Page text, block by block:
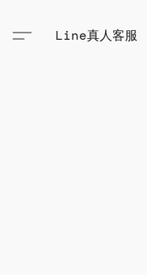
Line真人客服